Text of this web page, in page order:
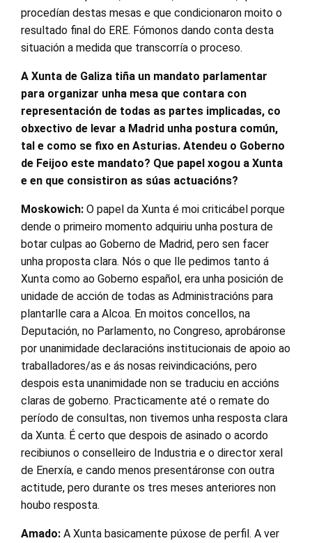
procedían destas mesas e que condicionaron moito o
resultado final do ERE. Fómonos dando conta desta
situación a medida que transcorría o proceso.
A Xunta de Galiza tiña un mandato parlamentar
para organizar unha mesa que contara con
representación de todas as partes implicadas, co
obxectivo de levar a Madrid unha postura común,
tal e como se fixo en Asturias. Atendeu o Goberno
de Feijoo este mandato? Que papel xogou a Xunta
e en que consistiron as súas actuacións?
Moskowich: O papel da Xunta é moi criticábel porque
dende o primeiro momento adquiriu unha postura de
botar culpas ao Goberno de Madrid, pero sen facer
unha proposta clara. Nós o que lle pedimos tanto á
Xunta como ao Goberno español, era unha posición de
unidade de acción de todas as Administracións para
plantarlle cara a Alcoa. En moitos concellos, na
Deputación, no Parlamento, no Congreso, aprobáronse
por unanimidade declaracións institucionais de apoio ao
traballadores/as e ás nosas reivindicacións, pero
despois esta unanimidade non se traduciu en accións
claras de goberno. Practicamente até o remate do
período de consultas, non tivemos unha resposta clara
da Xunta. É certo que despois de asinado o acordo
recibiunos o conselleiro de Industria e o director xeral
de Enerxía, e cando menos presentáronse con outra
actitude, pero durante os tres meses anteriores non
houbo resposta.
Amado: A Xunta basicamente púxose de perfil. A ver